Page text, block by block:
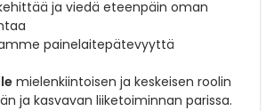
ja viedä eteenpäin oman
painelaitepätevyyttä
mielenkiintoisen ja keskeisen roolin
ja kasvavan liiketoiminnan parissa.